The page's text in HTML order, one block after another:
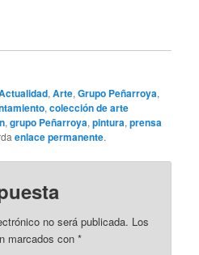
,Arte,Grupo Peñarroya,
,colección de arte
,grupo Peñarroya,pintura,prensa
enlace permanente.
no será publicada. Los
marcados con*